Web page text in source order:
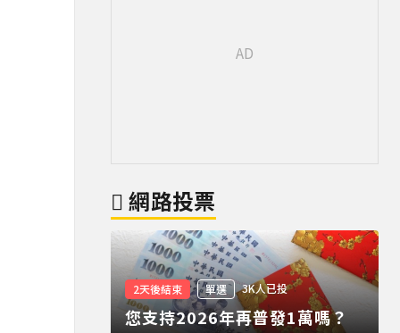
網路投票
2天後結束 單選 3K人已投
您支持2026年再普發1萬嗎？